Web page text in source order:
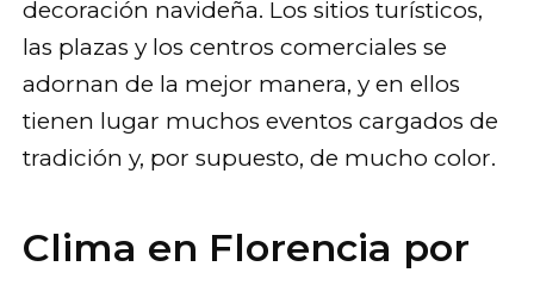
decoración navideña. Los sitios turísticos,
las plazas y los centros comerciales se
adornan de la mejor manera, y en ellos
tienen lugar muchos eventos cargados de
tradición y, por supuesto, de mucho color.
Clima en Florencia por